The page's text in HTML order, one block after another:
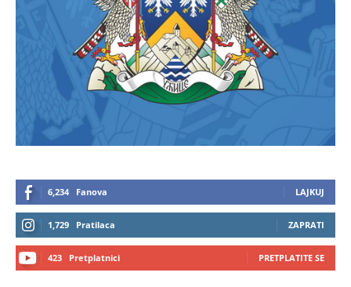
6,234 Fanova LAJKUJ
1,729 Pratilaca ZAPRATI
423 Pretplatnici PRETPLATITE SE